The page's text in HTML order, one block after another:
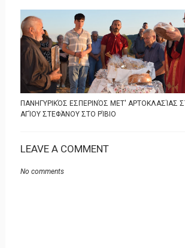
ΠΑΝΗΓΥΡΙΚΌΣ ΕΣΠΕΡΙΝΌΣ ΜΕΤ' ΑΡΤΟΚΛΑΣΊΑΣ
ΑΓΊΟΥ ΣΤΕΦΆΝΟΥ ΣΤΟ ΡΊΒΙΟ
LEAVE A COMMENT
No comments